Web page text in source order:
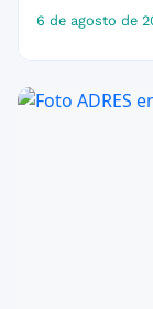
6 de agosto de